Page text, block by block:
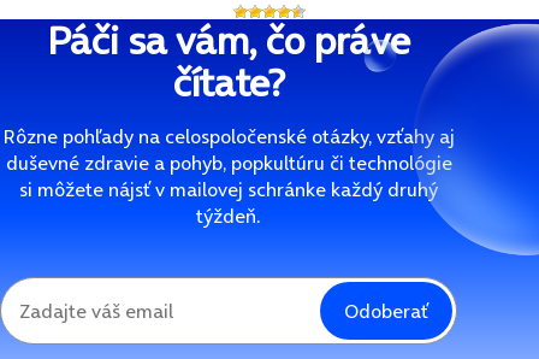
Páči sa vám, čo práve
čítate?
Rôzne pohľady na celospoločenské otázky, vzťahy aj
duševné zdravie a pohyb, popkultúru či technológie
si môžete nájsť v mailovej schránke každý druhý
týždeň.
Odoberať